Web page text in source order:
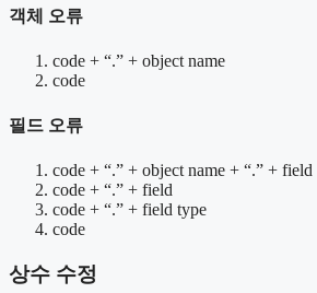
객체 오류
code + “.” + object name
code
필드 오류
code + “.” + object name + “.” + field
code + “.” + field
code + “.” + field type
code
상수 수정